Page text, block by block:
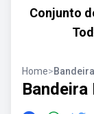
Conjunto
Home>
Bandeira